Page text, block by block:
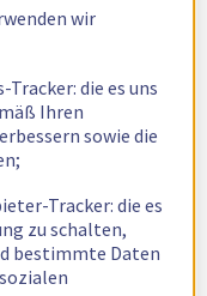
wir
die es uns
Ihren
sowie die
Tracker: die es
zu schalten,
bestimmte Daten